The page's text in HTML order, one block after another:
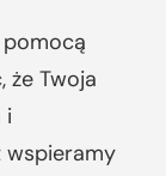
pomocą
że Twoja
i
wspieramy